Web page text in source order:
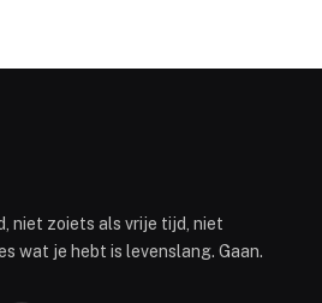
niet zoiets als vrije tijd, niet
wat je hebt is levenslang. Gaan.